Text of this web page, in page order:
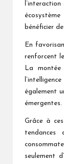
bénéficier
En
renforcent
La montée
également
émergentes.
Grâce à
tendances
seulement